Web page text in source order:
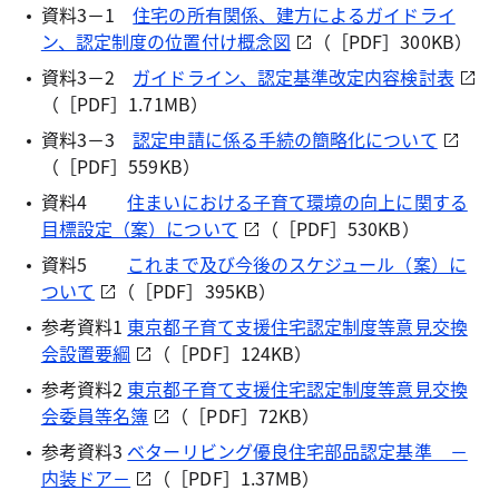
資料3－1住宅の所有関係、建方によるガイドライ
ン、認定制度の位置付け概念図
（［PDF］300KB）
資料3－2 ガイドライン、認定基準改定内容検討表
（［PDF］1.71MB）
資料3－3認定申請に係る手続の簡略化について
（［PDF］559KB）
資料4住まいにおける子育て環境の向上に関する
目標設定（案）について
（［PDF］530KB）
資料5 これまで及び今後のスケジュール（案）に
ついて
（［PDF］395KB）
参考資料1 東京都子育て支援住宅認定制度等意見交換
会設置要綱
（［PDF］124KB）
参考資料2 東京都子育て支援住宅認定制度等意見交換
会委員等名簿
（［PDF］72KB）
参考資料3 ベターリビング優良住宅部品認定基準 －
内装ドア－
（［PDF］1.37MB）